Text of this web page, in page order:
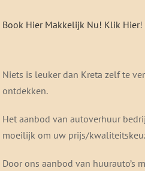
Book Hier Makkelijk Nu! Klik Hier!
Niets is leuker dan Kreta zelf te
ontdekken.
Het aanbod van autoverhuur
moeilijk om uw prijs/
Door ons aanbod van huurauto’s